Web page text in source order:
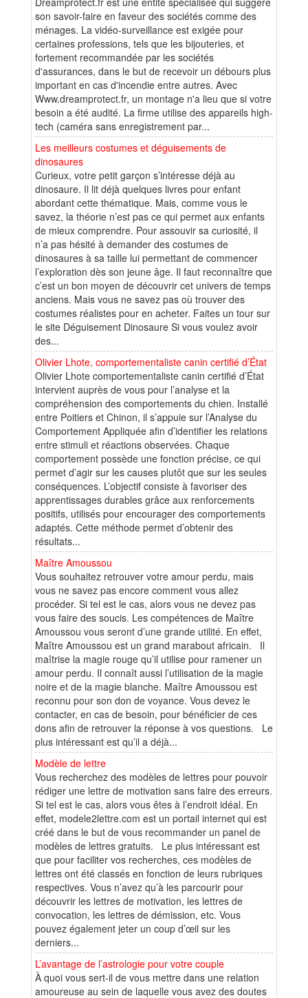
son savoir-faire en faveur des sociétés comme des
ménages. La vidéo-surveillance est exigée pour
certaines professions, tels que les bijouteries, et
fortement recommandée par les sociétés
d'assurances, dans le but de recevoir un débours plus
important en cas d'incendie entre autres. Avec
Www.dreamprotect.fr, un montage n'a lieu que si votre
besoin a été audité. La firme utilise des appareils high-
tech (caméra sans enregistrement par...
Les meilleurs costumes et déguisements de
dinosaures
Curieux, votre petit garçon s’intéresse déjà au
dinosaure. Il lit déjà quelques livres pour enfant
abordant cette thématique. Mais, comme vous le
savez, la théorie n’est pas ce qui permet aux enfants
de mieux comprendre. Pour assouvir sa curiosité, il
n’a pas hésité à demander des costumes de
dinosaures à sa taille lui permettant de commencer
l’exploration dès son jeune âge. Il faut reconnaître que
c’est un bon moyen de découvrir cet univers de temps
anciens. Mais vous ne savez pas où trouver des
costumes réalistes pour en acheter. Faites un tour sur
le site Déguisement Dinosaure Si vous voulez avoir
des...
Olivier Lhote, comportementaliste canin certifié d’État
Olivier Lhote comportementaliste canin certifié d’État
intervient auprès de vous pour l’analyse et la
compréhension des comportements du chien. Installé
entre Poitiers et Chinon, il s’appuie sur l’Analyse du
Comportement Appliquée afin d’identifier les relations
entre stimuli et réactions observées. Chaque
comportement possède une fonction précise, ce qui
permet d’agir sur les causes plutôt que sur les seules
conséquences. L’objectif consiste à favoriser des
apprentissages durables grâce aux renforcements
positifs, utilisés pour encourager des comportements
adaptés. Cette méthode permet d’obtenir des
résultats...
Maître Amoussou
Vous souhaitez retrouver votre amour perdu, mais
vous ne savez pas encore comment vous allez
procéder. Si tel est le cas, alors vous ne devez pas
vous faire des soucis. Les compétences de Maître
Amoussou vous seront d’une grande utilité. En effet,
Maître Amoussou est un grand marabout africain. Il
maîtrise la magie rouge qu’il utilise pour ramener un
amour perdu. Il connaît aussi l’utilisation de la magie
noire et de la magie blanche. Maître Amoussou est
reconnu pour son don de voyance. Vous devez le
contacter, en cas de besoin, pour bénéficier de ces
dons afin de retrouver la réponse à vos questions. Le
plus intéressant est qu’il a déjà...
Modèle de lettre
Vous recherchez des modèles de lettres pour pouvoir
rédiger une lettre de motivation sans faire des erreurs.
Si tel est le cas, alors vous êtes à l’endroit idéal. En
effet, modele2lettre.com est un portail internet qui est
créé dans le but de vous recommander un panel de
modèles de lettres gratuits. Le plus intéressant est
que pour faciliter vos recherches, ces modèles de
lettres ont été classés en fonction de leurs rubriques
respectives. Vous n’avez qu’à les parcourir pour
découvrir les lettres de motivation, les lettres de
convocation, les lettres de démission, etc. Vous
pouvez également jeter un coup d’œil sur les
derniers...
L’avantage de l’astrologie pour votre couple
À quoi vous sert-il de vous mettre dans une relation
amoureuse au sein de laquelle vous avez des doutes